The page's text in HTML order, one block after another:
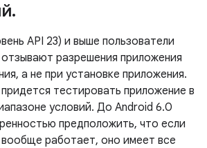
.
API 23) и выше пользователи
разрешения приложения
а не при установке приложения.
тестировать приложение в
условий. До Android 6.0
предположить, что если
работает, оно имеет все